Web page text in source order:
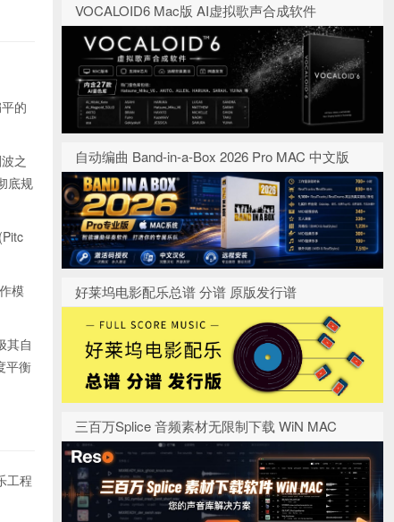
的
之
底规
模
其自
平衡
工程
VOCALOID6 Mac版 AI虚拟歌声合成软件
自动编曲 Band-in-a-Box 2026 Pro MAC 中文版
好莱坞电影配乐总谱 分谱 原版发行谱
三百万Splice 音频素材无限制下载 WiN MAC